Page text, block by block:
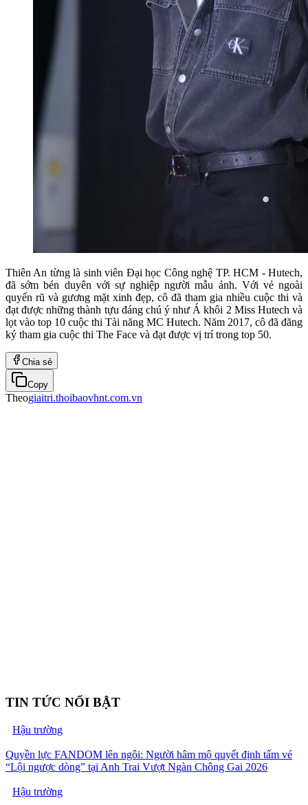
Thiên An từng là sinh viên Đại học Công nghệ TP. HCM - Hutech,
đã sớm bén duyên với sự nghiệp người mẫu ảnh. Với vẻ ngoài
quyến rũ và gương mặt xinh đẹp, cô đã tham gia nhiều cuộc thi và
đạt được những thành tựu đáng chú ý như Á khôi 2 Miss Hutech và
lọt vào top 10 cuộc thi Tài năng MC Hutech. Năm 2017, cô đã đăng
ký tham gia cuộc thi The Face và đạt được vị trí trong top 50.
Chia sẻ
Copy
Theogiaitri.thoibaovhnt.com.vn
TIN TỨC NỔI BẬT
Hậu trường
Quyền lực FANDOM lên ngôi: Người hâm mộ quyết định tấm vé
“Lội ngược dòng” tại Anh Trai Vượt Ngàn Chông Gai 2026
Hậu trường